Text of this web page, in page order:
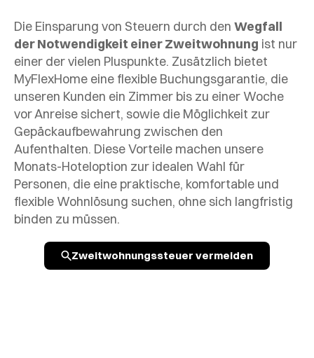
Die Einsparung von Steuern durch den Wegfall
der Notwendigkeit einer Zweitwohnung ist nur
einer der vielen Pluspunkte. Zusätzlich bietet
MyFlexHome eine flexible Buchungsgarantie, die
unseren Kunden ein Zimmer bis zu einer Woche
vor Anreise sichert, sowie die Möglichkeit zur
Gepäckaufbewahrung zwischen den
Aufenthalten. Diese Vorteile machen unsere
Monats-Hoteloption zur idealen Wahl für
Personen, die eine praktische, komfortable und
flexible Wohnlösung suchen, ohne sich langfristig
binden zu müssen.
Zweitwohnungssteuer vermeiden